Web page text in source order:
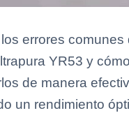
errores comunes
YR53 y cómo
de manera
un rendimiento